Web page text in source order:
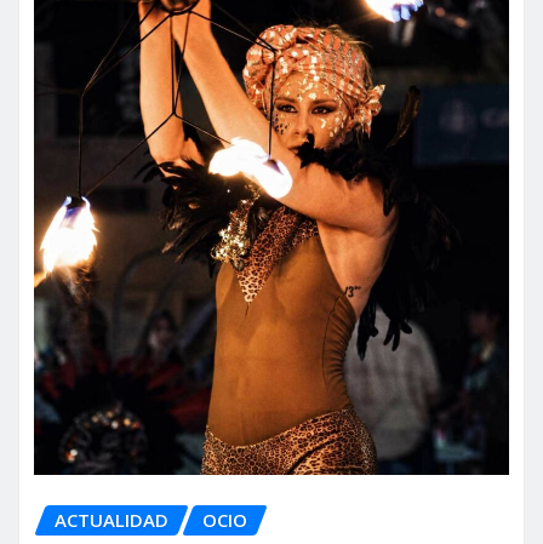
ACTUALIDAD OCIO